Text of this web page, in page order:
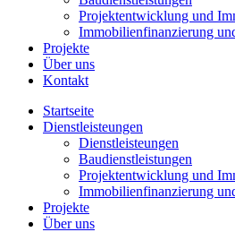
Projektentwicklung und
Immobilienfinanzierung
Projekte
Über uns
Kontakt
Startseite
Dienstleisteungen
Dienstleisteungen
Baudienstleistungen
Projektentwicklung und
Immobilienfinanzierung
Projekte
Über uns